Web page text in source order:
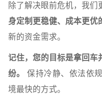
除了解决眼前危机，我们
身定制更稳健、成本更优
新的资金需求。
记住，您的目标是拿回车
纷。
保持冷静、依法依
境最快的方式。